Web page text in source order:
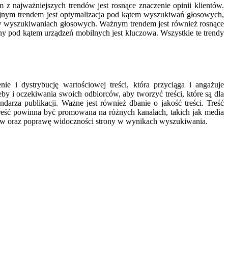
najważniejszych trendów jest rosnące znaczenie opinii klientów.
trendem jest optymalizacja pod kątem wyszukiwań głosowych,
głosowych. Ważnym trendem jest również rosnące
pod kątem urządzeń mobilnych jest kluczowa. Wszystkie te trendy
i dystrybucję wartościowej treści, która przyciąga i angażuje
i oczekiwania swoich odbiorców, aby tworzyć treści, które są dla
publikacji. Ważne jest również dbanie o jakość treści. Treść
powinna być promowana na różnych kanałach, takich jak media
oraz poprawę widoczności strony w wynikach wyszukiwania.